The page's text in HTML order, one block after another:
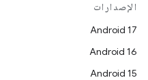
الإصدارات
Android 17
Android 16
Android 15